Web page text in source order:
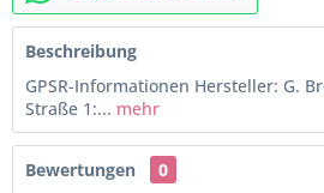
Beschreibung
GPSR-Informationen Hersteller: G.
Straße 1:... mehr
Bewertungen
0